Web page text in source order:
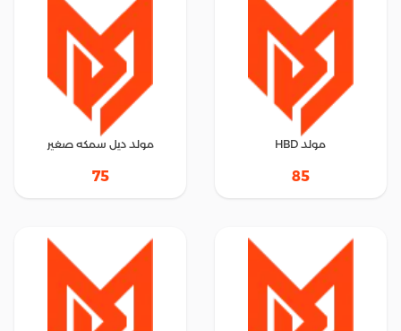
مولد HBD
85
مولد ديل سمكه صغير
75